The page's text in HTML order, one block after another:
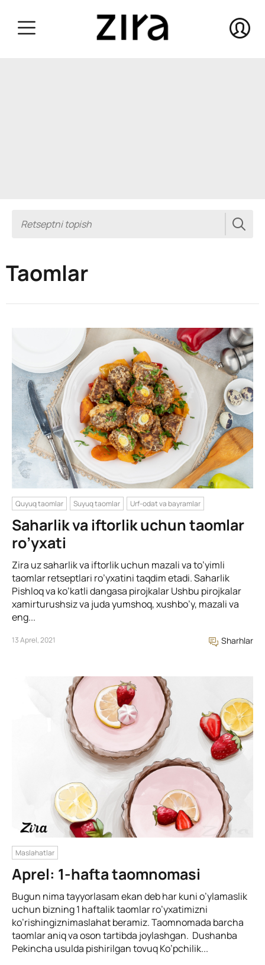
Taomlar
Quyuq taomlar Suyuq taomlar Urf-odat va bayramlar
Saharlik va iftorlik uchun taomlar
ro’yxati
Zira uz saharlik va iftorlik uchun mazali va to’yimli
taomlar retseptlari ro’yxatini taqdim etadi. Saharlik
Pishloq va ko’katli dangasa pirojkalar Ushbu pirojkalar
xamirturushsiz va juda yumshoq, xushbo’y, mazali va
eng...
13 Aprel, 2021 Sharhlar
Maslahatlar
Aprel: 1-hafta taomnomasi
Bugun nima tayyorlasam ekan deb har kuni o’ylamaslik
uchun bizning 1 haftalik taomlar ro’yxatimizni
ko’rishingiznimaslahat beramiz. Taomnomada barcha
taomlar aniq va oson tartibda joylashgan. Dushanba
Pekincha usulda pishirilgan tovuq Ko’pchilik...